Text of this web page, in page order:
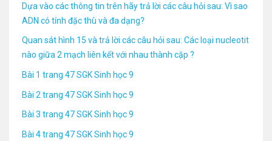
Dựa vào các thông tin trên hãy trả lời các câu hỏi sau: Vì sao
ADN có tính đặc thù và đa dạng?
Quan sát hình 15 và trả lời các câu hỏi sau: Các loại nucleotit
nào giữa 2 mạch liên kết với nhau thành cặp ?
Bài 1 trang 47 SGK Sinh học 9
Bài 2 trang 47 SGK Sinh học 9
Bài 3 trang 47 SGK Sinh học 9
Bài 4 trang 47 SGK Sinh học 9